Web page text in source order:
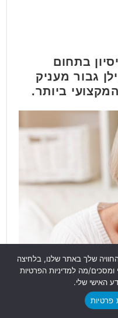
שנות ניסיון בתחום
גבור מעניק
ביותר.
ביאליק ברמת
מתקדמים
שלך באתר שלנו, בלחיצה
מה למדיניות הפרטיות
האישי שלי.
פרטיות